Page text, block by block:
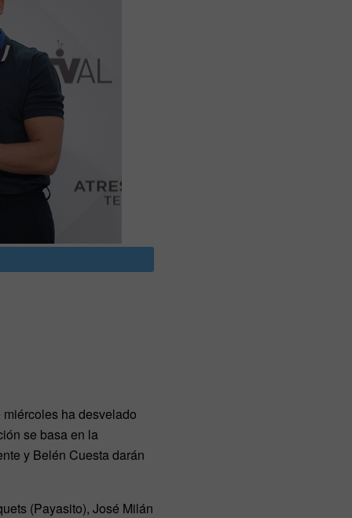
ha desvelado
se basa en la
y Belén Cuesta darán
(Payasito), José Milán